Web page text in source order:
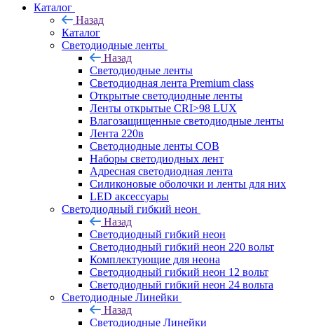
Каталог
Назад
Каталог
Светодиодные ленты
Назад
Светодиодные ленты
Светодиодная лента Premium class
Открытые светодиодные ленты
Ленты открытые CRI>98 LUX
Влагозащищенные светодиодные ленты
Лента 220в
Светодиодные ленты COB
Наборы светодиодных лент
Адресная светодиодная лента
Силиконовые оболочки и ленты для них
LED аксессуары
Светодиодный гибкий неон
Назад
Светодиодный гибкий неон
Светодиодный гибкий неон 220 вольт
Комплектующие для неона
Светодиодный гибкий неон 12 вольт
Светодиодный гибкий неон 24 вольта
Светодиодные Линейки
Назад
Светодиодные Линейки